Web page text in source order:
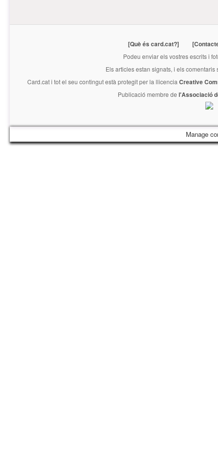
[Què és card.cat?]
Podeu enviar els vostres escrits i
Els articles estan signats, i els
Card.cati tot el seu contingut està protegit per la llicencia Creative
Publicació membre de l'Associació
Manage